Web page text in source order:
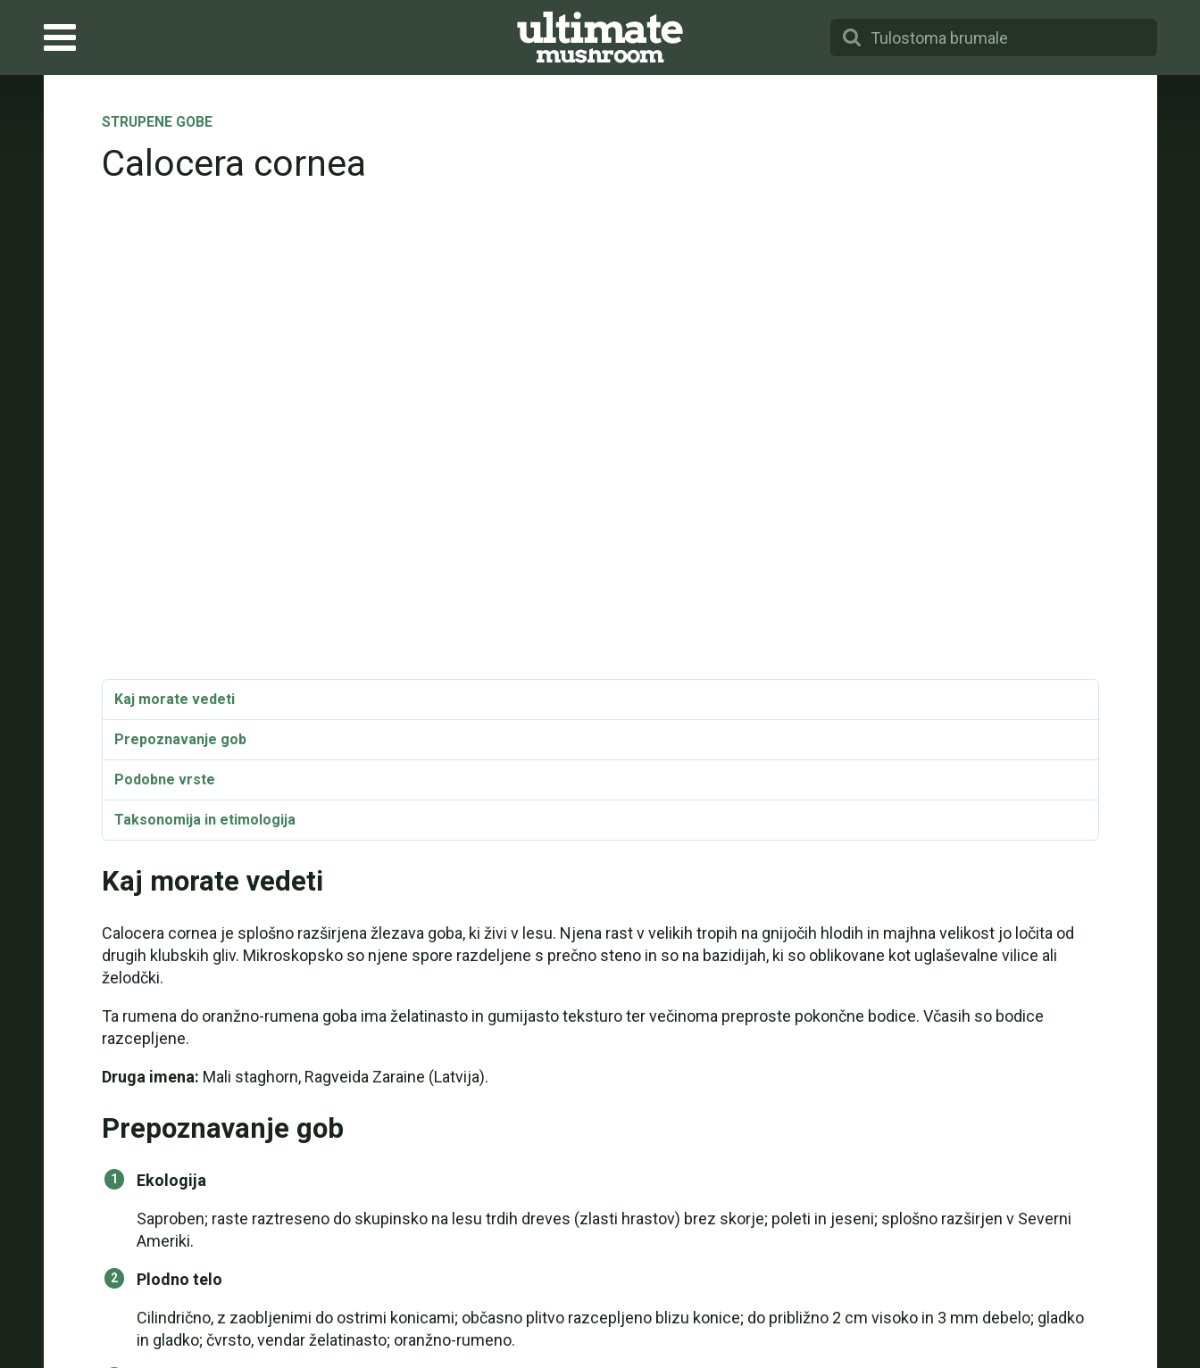
STRUPENE GOBE
Calocera cornea
Kaj morate vedeti
Prepoznavanje gob
Podobne vrste
Taksonomija in etimologija
Kaj morate vedeti
Calocera cornea je splošno razširjena žlezava goba, ki živi v lesu. Njena rast v velikih tropih na gnijočih hlodih in majhna velikost jo ločita od
drugih klubskih gliv. Mikroskopsko so njene spore razdeljene s prečno steno in so na bazidijah, ki so oblikovane kot uglaševalne vilice ali
želodčki.
Ta rumena do oranžno-rumena goba ima želatinasto in gumijasto teksturo ter večinoma preproste pokončne bodice. Včasih so bodice
razcepljene.
Druga imena: Mali staghorn, Ragveida Zaraine (Latvija).
Prepoznavanje gob
Ekologija
Saproben; raste raztreseno do skupinsko na lesu trdih dreves (zlasti hrastov) brez skorje; poleti in jeseni; splošno razširjen v Severni
Ameriki.
Plodno telo
Cilindrično, z zaobljenimi do ostrimi konicami; občasno plitvo razcepljeno blizu konice; do približno 2 cm visoko in 3 mm debelo; gladko
in gladko; čvrsto, vendar želatinasto; oranžno-rumeno.